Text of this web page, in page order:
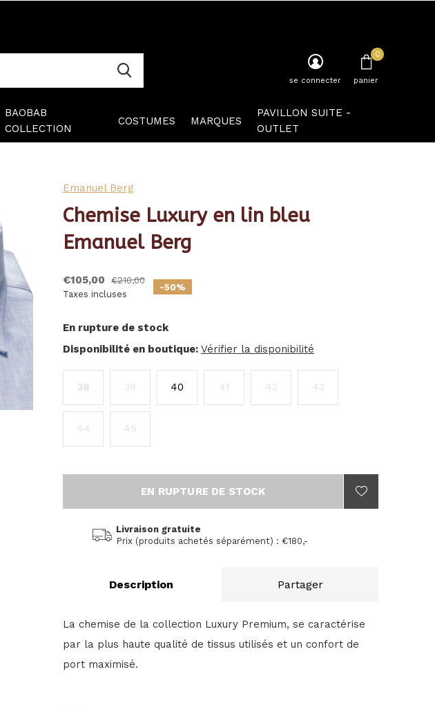
BAOBAB
COLLECTION
COSTUMES MARQUES
PAVILLON SUITE -
OUTLET
se connecter panier
0
Emanuel Berg
Chemise Luxury en lin bleu
Emanuel Berg
€105,00
€210,00
Taxes incluses
-50%
En rupture de stock
Disponibilité en boutique: Vérifier la disponibilité
38 39 40 41 42 43
44 45
EN RUPTURE DE STOCK
Livraison gratuite
Prix (produits achetés séparément) : €180,-
Description Partager
La chemise de la collection Luxury Premium, se caractérise
par la plus haute qualité de tissus utilisés et un confort de
port maximisé.